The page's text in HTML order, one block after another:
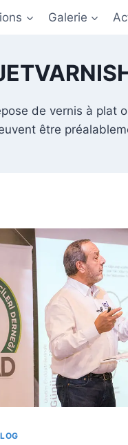
Galerie
de vernis à
être